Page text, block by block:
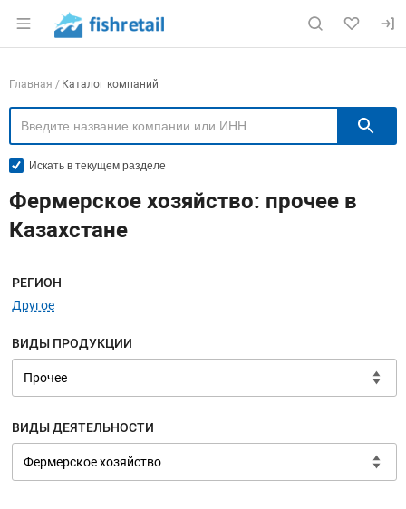
Раздел навигации по сайту fishretail.ru
Навигация по компаниям
Главная Каталог компаний
Искать в текущем разделе
Фермерское хозяйство: прочее в
Казахстане
Меню навигации
РЕГИОН
Другое
ВИДЫ ПРОДУКЦИИ
ВИДЫ ДЕЯТЕЛЬНОСТИ